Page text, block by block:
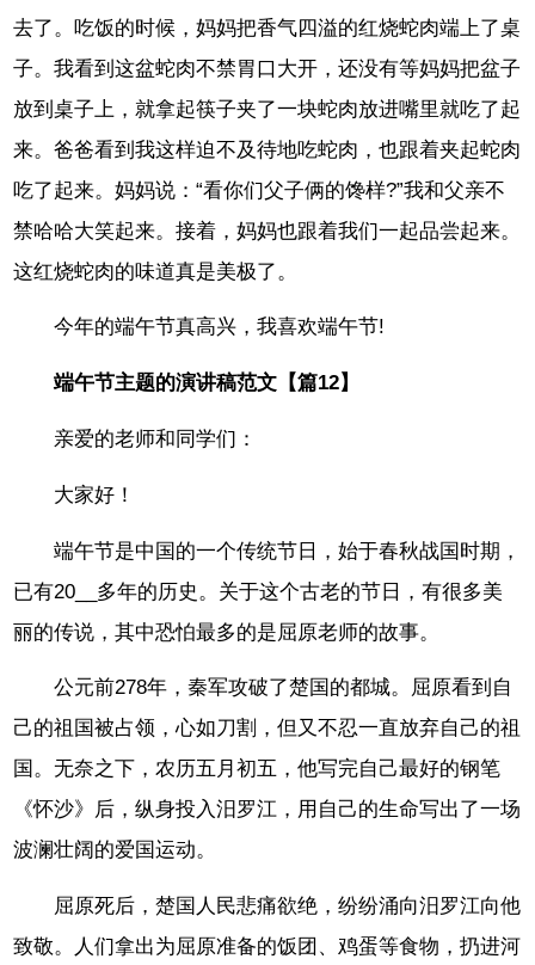
去了。吃饭的时候，妈妈把香气四溢的红烧蛇肉端上了桌
子。我看到这盆蛇肉不禁胃口大开，还没有等妈妈把盆子
放到桌子上，就拿起筷子夹了一块蛇肉放进嘴里就吃了起
来。爸爸看到我这样迫不及待地吃蛇肉，也跟着夹起蛇肉
吃了起来。妈妈说：“看你们父子俩的馋样?”我和父亲不
禁哈哈大笑起来。接着，妈妈也跟着我们一起品尝起来。
这红烧蛇肉的味道真是美极了。
今年的端午节真高兴，我喜欢端午节!
端午节主题的演讲稿范文【篇12】
亲爱的老师和同学们：
大家好！
端午节是中国的一个传统节日，始于春秋战国时期，
已有20__多年的历史。关于这个古老的节日，有很多美
丽的传说，其中恐怕最多的是屈原老师的故事。
公元前278年，秦军攻破了楚国的都城。屈原看到自
己的祖国被占领，心如刀割，但又不忍一直放弃自己的祖
国。无奈之下，农历五月初五，他写完自己最好的钢笔
《怀沙》后，纵身投入汨罗江，用自己的生命写出了一场
波澜壮阔的爱国运动。
屈原死后，楚国人民悲痛欲绝，纷纷涌向汨罗江向他
致敬。人们拿出为屈原准备的饭团、鸡蛋等食物，扔进河